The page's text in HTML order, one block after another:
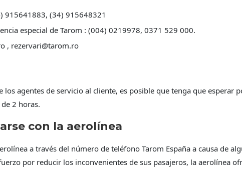
915641883, (34) 915648321
especial de Tarom : (004) 0219978, 0371 529 000.
, rezervari@tarom.ro
los agentes de servicio al cliente, es posible que tenga que
2 horas.
con la aerolínea
a través del número de teléfono Tarom España a causa de
por reducir los inconvenientes de sus pasajeros, la aerolínea